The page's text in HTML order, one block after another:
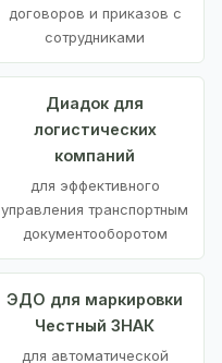
договоров и приказов с
сотрудниками
Диадок для
логистических
компаний
для эффективного
управления транспортным
документооборотом
ЭДО для маркировки
Честный ЗНАК
для автоматической